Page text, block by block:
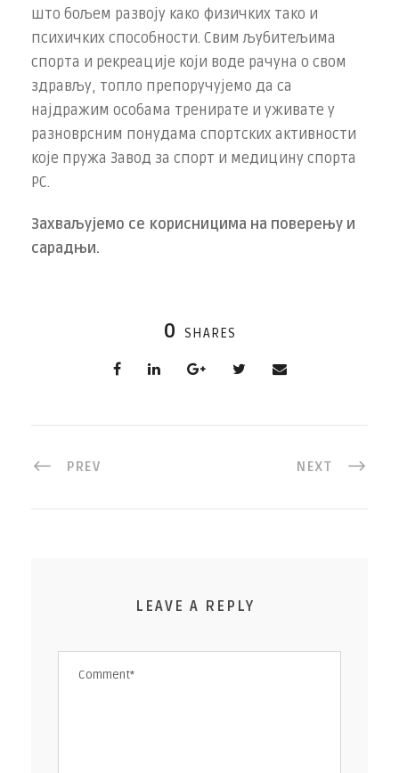
што бољем развоју како физичких тако и
психичких способности. Свим љубитељима
спорта и рекреације који воде рачуна о свом
здрављу, топло препоручујемо да са
најдражим особама тренирате и уживате у
разноврсним понудама спортских активности
које пружа Завод за спорт и медицину спорта
РС.
Захваљујемо се корисницима на поверењу и
сарадњи.
0 SHARES
PREV NEXT
LEAVE A REPLY